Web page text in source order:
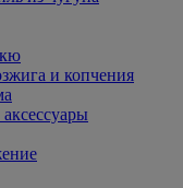
и копчения